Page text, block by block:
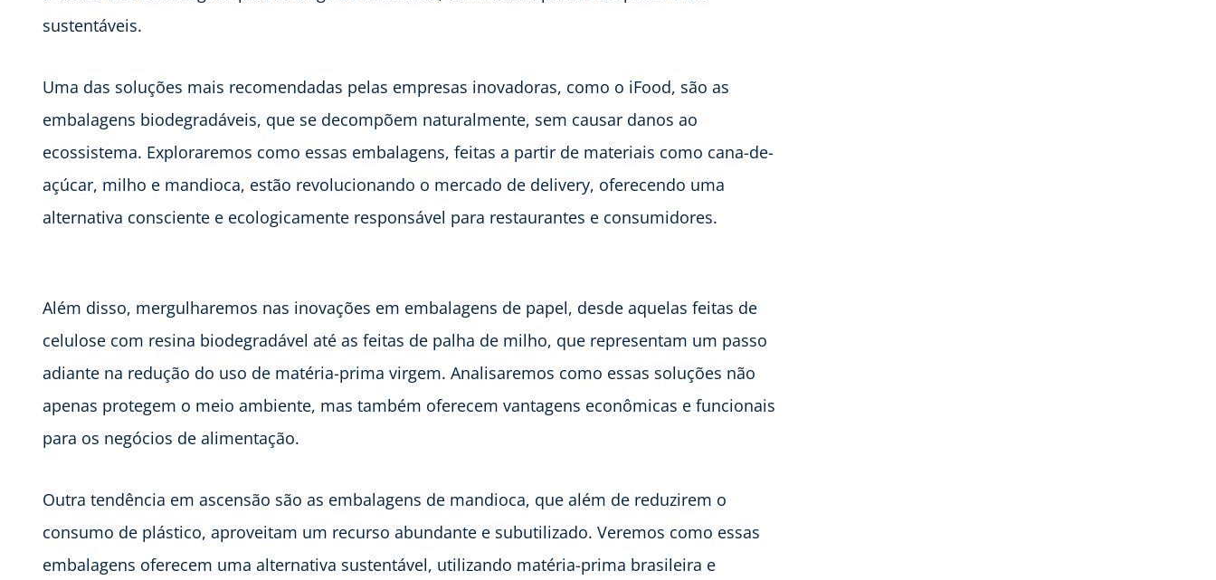
sustentáveis.
Uma das soluções mais recomendadas pelas empresas inovadoras, como o iFood, são as
embalagens biodegradáveis, que se decompõem naturalmente, sem causar danos ao
ecossistema. Exploraremos como essas embalagens, feitas a partir de materiais como cana-de-
açúcar, milho e mandioca, estão revolucionando o mercado de delivery, oferecendo uma
alternativa consciente e ecologicamente responsável para restaurantes e consumidores.
Além disso, mergulharemos nas inovações em embalagens de papel, desde aquelas feitas de
celulose com resina biodegradável até as feitas de palha de milho, que representam um passo
adiante na redução do uso de matéria-prima virgem. Analisaremos como essas soluções não
apenas protegem o meio ambiente, mas também oferecem vantagens econômicas e funcionais
para os negócios de alimentação.
Outra tendência em ascensão são as embalagens de mandioca, que além de reduzirem o
consumo de plástico, aproveitam um recurso abundante e subutilizado. Veremos como essas
embalagens oferecem uma alternativa sustentável, utilizando matéria-prima brasileira e